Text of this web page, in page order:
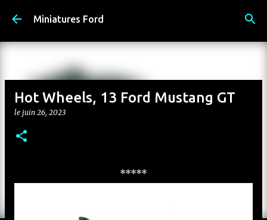
Accéder au contenu principal
Miniatures Ford
Hot Wheels, 13 Ford Mustang GT
le juin 26, 2023
*****